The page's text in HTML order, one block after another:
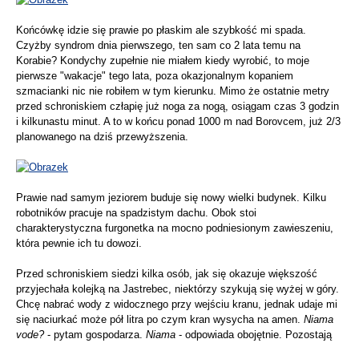
Końcówkę idzie się prawie po płaskim ale szybkość mi spada.
Czyżby syndrom dnia pierwszego, ten sam co 2 lata temu na
Korabie? Kondychy zupełnie nie miałem kiedy wyrobić, to moje
pierwsze "wakacje" tego lata, poza okazjonalnym kopaniem
szmacianki nic nie robiłem w tym kierunku. Mimo że ostatnie metry
przed schroniskiem człapię już noga za nogą, osiągam czas 3 godzin
i kilkunastu minut. A to w końcu ponad 1000 m nad Borovcem, już 2/3
planowanego na dziś przewyższenia.
Prawie nad samym jeziorem buduje się nowy wielki budynek. Kilku
robotników pracuje na spadzistym dachu. Obok stoi
charakterystyczna furgonetka na mocno podniesionym zawieszeniu,
która pewnie ich tu dowozi.
Przed schroniskiem siedzi kilka osób, jak się okazuje większość
przyjechała kolejką na Jastrebec, niektórzy szykują się wyżej w góry.
Chcę nabrać wody z widocznego przy wejściu kranu, jednak udaje mi
się naciurkać może pół litra po czym kran wysycha na amen. Niama
vode?- pytam gospodarza. Niama - odpowiada obojętnie. Pozostają